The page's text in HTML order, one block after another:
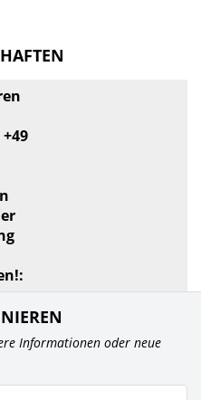
Informationen oder neue